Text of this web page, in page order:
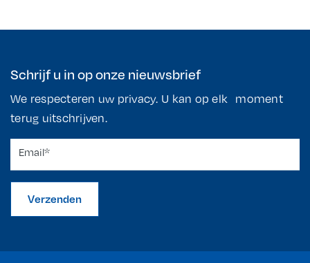
Schrijf u in op onze nieuwsbrief
We respecteren uw privacy. U kan op elk moment
terug uitschrijven.
Verzenden